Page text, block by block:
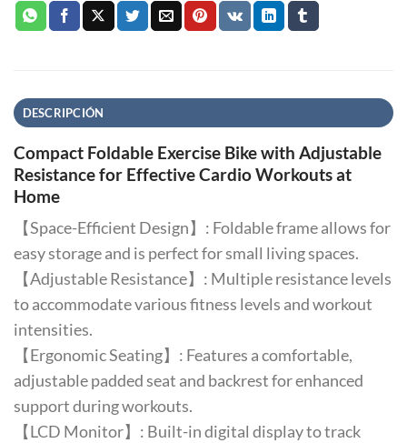
DESCRIPCIÓN
Compact Foldable Exercise Bike with Adjustable
Resistance for Effective Cardio Workouts at
Home
【Space-Efficient Design】: Foldable frame allows for
easy storage and is perfect for small living spaces.
【Adjustable Resistance】: Multiple resistance levels
to accommodate various fitness levels and workout
intensities.
【Ergonomic Seating】: Features a comfortable,
adjustable padded seat and backrest for enhanced
support during workouts.
【LCD Monitor】: Built-in digital display to track